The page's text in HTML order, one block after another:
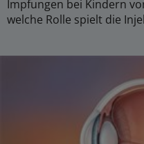
Impfungen bei Kindern
welche Rolle spielt die